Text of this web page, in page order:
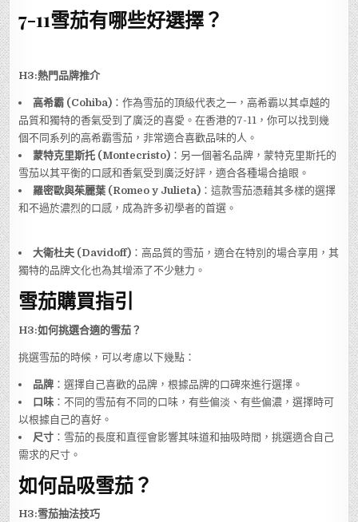
7-11雪茄有哪些好選擇？
H3:熱門品牌推介
高希霸 (Cohiba) ：作為雪茄的頂級代表之一，高希霸以其卓越的
品質和獨特的香氣受到了廣泛的喜愛。在香港的7-11，你可以找到幾
個不同系列的高希霸雪茄，非常適合喜歡品味的人。
蒙特克里斯托 (Montecristo) ：另一個著名品牌，蒙特克里斯托的
雪茄以其平衡的口感和香氣受到廣泛好評，適合各種場合搶眼。
羅密歐與茱麗葉 (Romeo y Julieta) ：這款雪茄憑藉其多樣的選擇
和不過於濃烈的口感，成為許多初學者的首選。
大衛杜夫 (Davidoff) ：高品質的雪茄，適合在特別的場合享用，其
獨特的品牌文化也為其增添了不少魅力。
雪茄購買指引
H3:如何挑選合適的雪茄？
挑選雪茄的時候，可以考慮以下幾點：
品牌 ：選擇自己喜歡的品牌，根據品牌的口碑來進行選擇。
口味 ：不同的雪茄有不同的口味，有些偏淡、有些偏濃，選擇時可
以根據自己的喜好。
尺寸 ：雪茄的長度和直徑會影響其味道和抽吸時間，挑選適合自己
需求的尺寸。
如何品吸雪茄？
H3:雪茄抽法技巧